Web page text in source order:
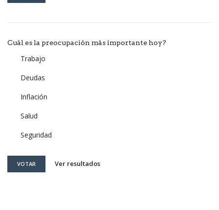
Cuál es la preocupación más importante hoy?
Trabajo
Deudas
Inflación
Salud
Seguridad
VOTAR Ver resultados